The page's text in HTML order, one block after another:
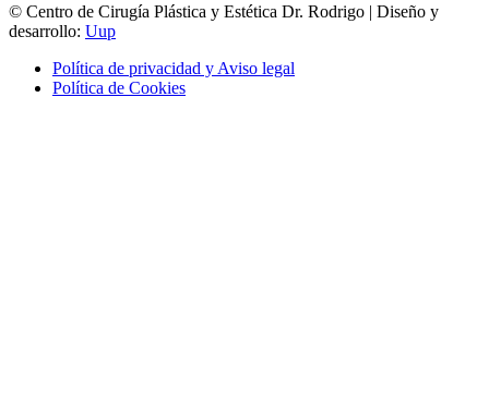
© Centro de Cirugía Plástica y Estética Dr. Rodrigo | Diseño y
desarrollo: Uup
Política de privacidad y Aviso legal
Política de Cookies